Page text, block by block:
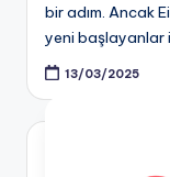
bir adım. Ancak
yeni başlayanlar
13/03/2025